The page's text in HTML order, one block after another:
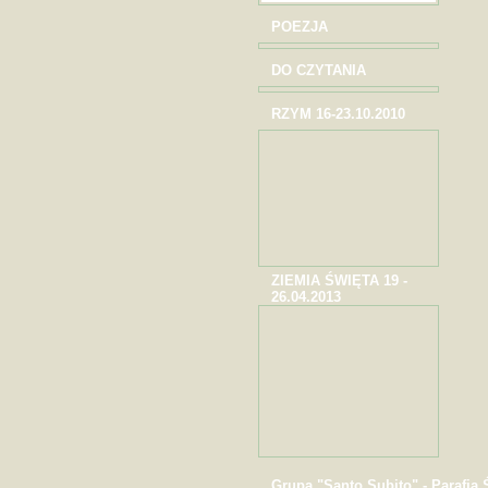
POEZJA
DO CZYTANIA
RZYM 16-23.10.2010
ZIEMIA ŚWIĘTA 19 -
26.04.2013